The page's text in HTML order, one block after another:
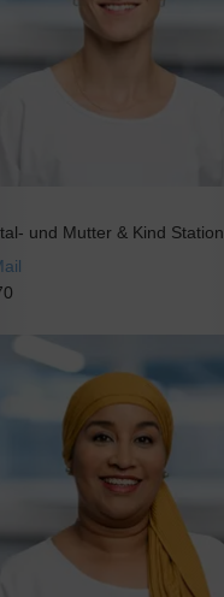
und Mutter & Kind Station